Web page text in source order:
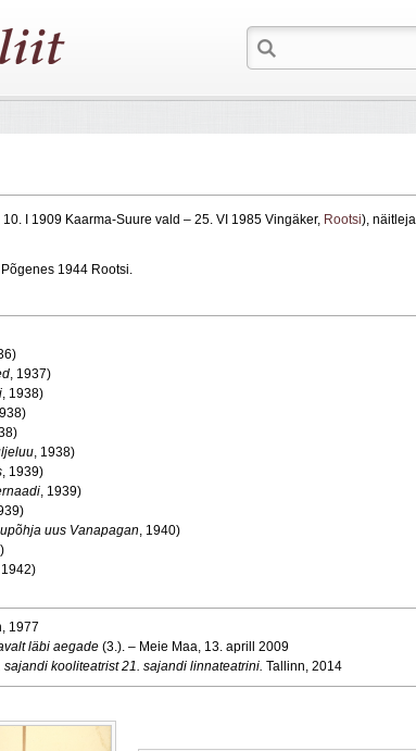
I 1909 Kaarma-Suure vald – 25. VI 1985 Vingäker, Rootsi),
Põgenes 1944 Rootsi.
, 1937)
, 1938)
, 1938)
, 1939)
, 1939)
uus Vanapagan, 1940)
1942)
1977
läbi aegade (3.). – Meie Maa, 13. aprill 2009
kooliteatrist 21. sajandi linnateatrini. Tallinn, 2014